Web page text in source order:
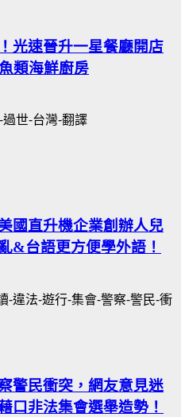
光速晉升一星餐廳開店
類海鮮廚房
國直升機企業創辦人兒
&台語更方便學外語！
警民衝突，網友意見迷
口非法集會選舉造勢！